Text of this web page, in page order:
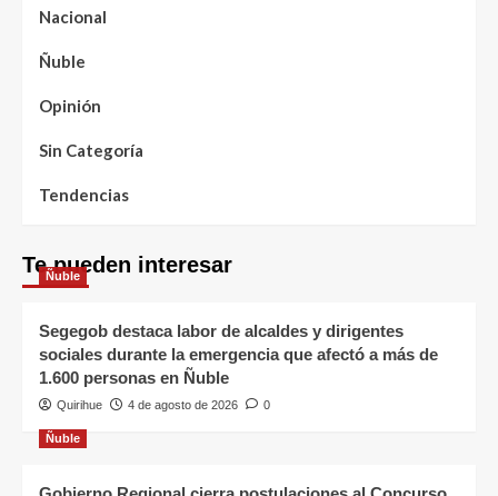
Nacional
Ñuble
Opinión
Sin Categoría
Tendencias
Te pueden interesar
Ñuble
Segegob destaca labor de alcaldes y dirigentes
sociales durante la emergencia que afectó a más de
1.600 personas en Ñuble
Quirihue 4 de agosto de 2026 0
Ñuble